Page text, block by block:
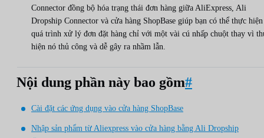
Connector đồng bộ hóa trạng thái đơn hàng giữa AliExpress, Ali
Dropship Connector và cửa hàng ShopBase giúp bạn có thể thực hiện
quá trình xử lý đơn đặt hàng chỉ với một vài cú nhấp chuột thay vì
hiện nó thủ công và dễ gây ra nhầm lẫn.
Nội dung phần này bao gồm#
Cài đặt các ứng dụng vào cửa hàng ShopBase
Nhập sản phẩm từ Aliexpress vào cửa hàng bằng Ali Dropship